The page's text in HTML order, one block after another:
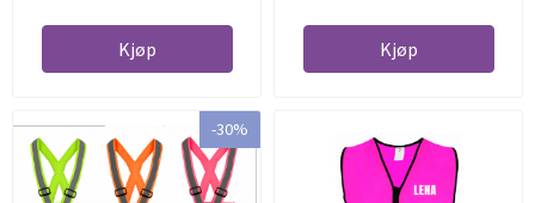
Kjøp Kjøp
-30%